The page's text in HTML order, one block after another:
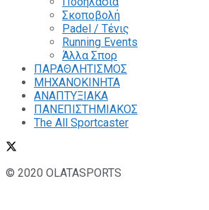
Σκοποβολή
Padel / Τένις
Running Events
Άλλα Σπορ
ΠΑΡΑΘΛΗΤΙΣΜΟΣ
ΜΗΧΑΝΟΚΙΝΗΤΑ
ΑΝΑΠΤΥΞΙΑΚΑ
ΠΑΝΕΠΙΣΤΗΜΙΑΚΟΣ
The All Sportcaster
© 2020 OLATASPORTS